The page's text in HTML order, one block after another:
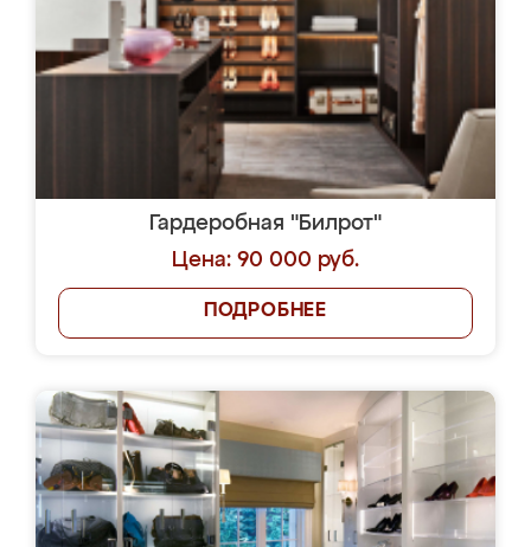
Гардеробная "Билрот"
Цена: 90 000 руб.
ПОДРОБНЕЕ